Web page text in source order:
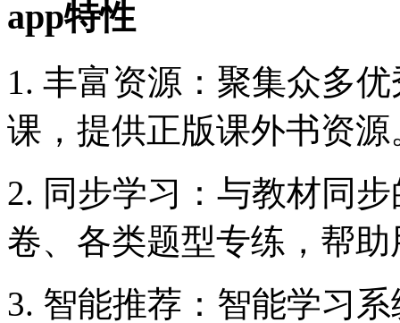
app特性
1. 丰富资源：聚集众多
课，提供正版课外书资源
2. 同步学习：与教材同
卷、各类题型专练，帮
3. 智能推荐：智能学习